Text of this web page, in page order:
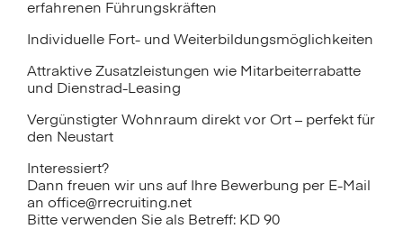
erfahrenen Führungskräften
Individuelle Fort- und Weiterbildungsmöglichkeiten
Attraktive Zusatzleistungen wie Mitarbeiterrabatte
und Dienstrad-Leasing
Vergünstigter Wohnraum direkt vor Ort – perfekt für
den Neustart
Interessiert?
Dann freuen wir uns auf Ihre Bewerbung per E-Mail
an office@rrecruiting.net
Bitte verwenden Sie als Betreff: KD 90